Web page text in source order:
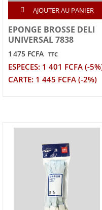
AJOUTER AU PANIER
EPONGE BROSSE DELI
UNIVERSAL 7838
1 475 FCFA TTC
ESPECES: 1 401 FCFA (-
CARTE: 1 445 FCFA (-2%)